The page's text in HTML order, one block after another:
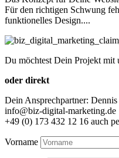
Für den richtigen Schwung
funktionelles Design....
Du möchtest Dein Projekt mit
oder direkt
Dein Ansprechpartner:
info@biz-digital-marketing.de
+49 (0) 173 432 12 16 auch
Vorname